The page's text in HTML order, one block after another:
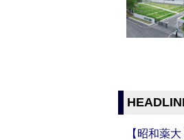
【昭和薬